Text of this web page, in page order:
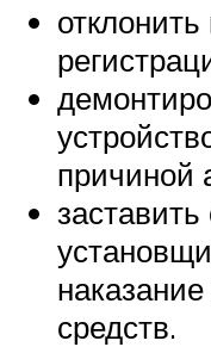
причиной
средств.